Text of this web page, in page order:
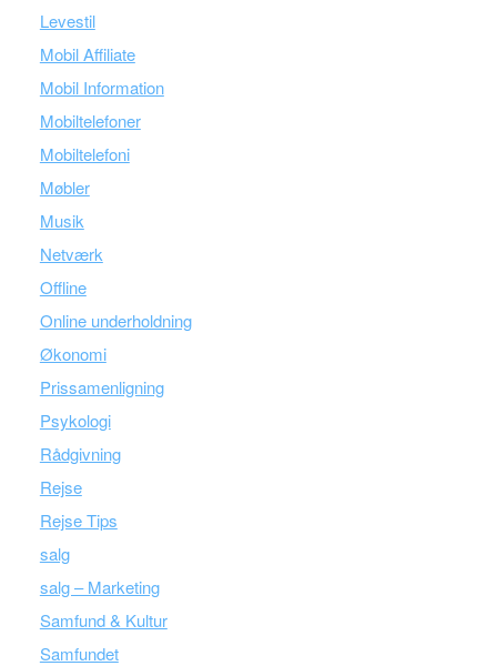
Levestil
Mobil Affiliate
Mobil Information
Mobiltelefoner
Mobiltelefoni
Møbler
Musik
Netværk
Offline
Online underholdning
Økonomi
Prissamenligning
Psykologi
Rådgivning
Rejse
Rejse Tips
salg
salg – Marketing
Samfund & Kultur
Samfundet